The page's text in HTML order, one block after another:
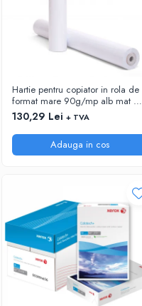
Hartie pentru copiator in rola de
format mare 90g/mp alb mat HP
Bright White C6035A 24"
(610mm)x45,7m
130,29 Lei + TVA
Adauga in cos